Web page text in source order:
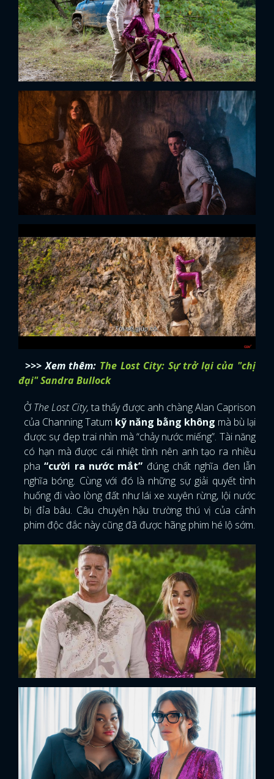
>>> Xem thêm: The Lost City: Sự trở lại của "chị
đại" Sandra Bullock
ỞThe Lost City, ta thấy được anh chàng Alan Caprison
của Channing Tatum kỹ năng bằng không mà bù lại
được sự đẹp trai nhìn mà “chảy nước miếng”. Tài năng
có hạn mà được cái nhiệt tình nên anh tạo ra nhiều
pha “cười ra nước mắt” đúng chất nghĩa đen lẫn
nghĩa bóng. Cùng với đó là những sự giải quyết tình
huống đi vào lòng đất như lái xe xuyên rừng, lội nước
bị đỉa bâu. Câu chuyện hậu trường thú vị của cảnh
phim độc đắc này cũng đã được hãng phim hé lộ sớm.